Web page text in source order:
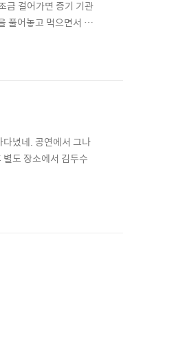
금 걸어가면 증기 기관
풀어놓고 먹으면서 담
안 그리 맛없는 커피
녔네. 공연에서 그나
도 장소에서 김두수